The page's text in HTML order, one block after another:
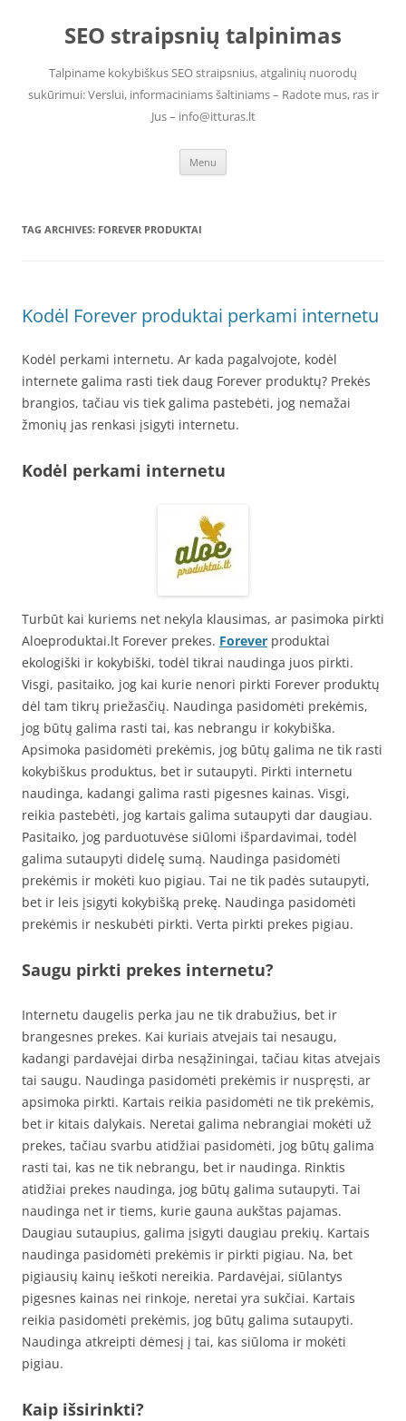
contentSEO straipsnių talpinimas
Talpiname kokybiškus SEO straipsnius, atgalinių nuorodų
sukūrimui: Verslui, informaciniams šaltiniams – Radote mus, ras ir
Jus – info@itturas.lt
Menu
TAG ARCHIVES: FOREVER PRODUKTAI
Kodėl Forever produktai perkami internetu
Kodėl perkami internetu. Ar kada pagalvojote, kodėl
internete galima rasti tiek daug Forever produktų? Prekės
brangios, tačiau vis tiek galima pastebėti, jog nemažai
žmonių jas renkasi įsigyti internetu.
Kodėl perkami internetu
Turbūt kai kuriems net nekyla klausimas, ar pasimoka pirkti
Aloeproduktai.lt Forever prekes. Forever produktai
ekologiški ir kokybiški, todėl tikrai naudinga juos pirkti.
Visgi, pasitaiko, jog kai kurie nenori pirkti Forever produktų
dėl tam tikrų priežasčių. Naudinga pasidomėti prekėmis,
jog būtų galima rasti tai, kas nebrangu ir kokybiška.
Apsimoka pasidomėti prekėmis, jog būtų galima ne tik rasti
kokybiškus produktus, bet ir sutaupyti. Pirkti internetu
naudinga, kadangi galima rasti pigesnes kainas. Visgi,
reikia pastebėti, jog kartais galima sutaupyti dar daugiau.
Pasitaiko, jog parduotuvėse siūlomi išpardavimai, todėl
galima sutaupyti didelę sumą. Naudinga pasidomėti
prekėmis ir mokėti kuo pigiau. Tai ne tik padės sutaupyti,
bet ir leis įsigyti kokybišką prekę. Naudinga pasidomėti
prekėmis ir neskubėti pirkti. Verta pirkti prekes pigiau.
Saugu pirkti prekes internetu?
Internetu daugelis perka jau ne tik drabužius, bet ir
brangesnes prekes. Kai kuriais atvejais tai nesaugu,
kadangi pardavėjai dirba nesąžiningai, tačiau kitas atvejais
tai saugu. Naudinga pasidomėti prekėmis ir nuspręsti, ar
apsimoka pirkti. Kartais reikia pasidomėti ne tik prekėmis,
bet ir kitais dalykais. Neretai galima nebrangiai mokėti už
prekes, tačiau svarbu atidžiai pasidomėti, jog būtų galima
rasti tai, kas ne tik nebrangu, bet ir naudinga. Rinktis
atidžiai prekes naudinga, jog būtų galima sutaupyti. Tai
naudinga net ir tiems, kurie gauna aukštas pajamas.
Daugiau sutaupius, galima įsigyti daugiau prekių. Kartais
naudinga pasidomėti prekėmis ir pirkti pigiau. Na, bet
pigiausių kainų ieškoti nereikia. Pardavėjai, siūlantys
pigesnes kainas nei rinkoje, neretai yra sukčiai. Kartais
reikia pasidomėti prekėmis, jog būtų galima sutaupyti.
Naudinga atkreipti dėmesį į tai, kas siūloma ir mokėti
pigiau.
Kaip išsirinkti?